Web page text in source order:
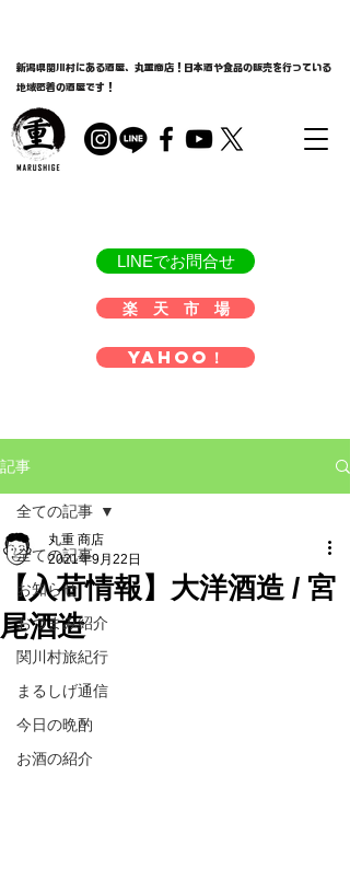
新潟県関川村にある酒屋、丸重商店！日本酒や食品の販売を行っている
地域密着の酒屋です！
LINEでお問合せ
楽 天 市 場
Yahoo！
記事
全ての記事
お知らせ
おつまみ紹介
関川村旅紀行
まるしげ通信
今日の晩酌
お酒の紹介
全ての記事
【入荷情報】大洋酒造 / 宮
尾酒造
丸重 商店
2021年9月22日